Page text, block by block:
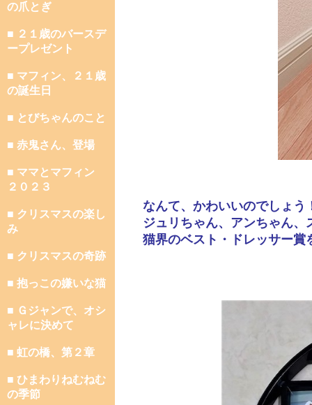
の爪とぎ
■ ２１歳のバースデ
ープレゼント
■ マフィン、２１歳
の誕生日
■ とびちゃんのこと
■ 赤鬼さん、登場
■ ママとマフィン
２０２３
■ クリスマスの楽し
み
■ クリスマスの奇跡
■ 抱っこの嫌いな猫
■ Ｇジャンで、オシ
ャレに決めて
■ 虹の橋、第２章
■ ひまわりねむねむ
の季節
なんて、かわいいのでしょう
ジュリちゃん、アンちゃん
猫界のベスト・ドレッサー賞